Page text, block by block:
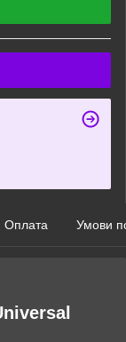
Оплата Умови